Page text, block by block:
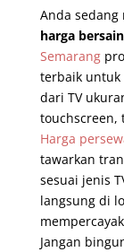
Anda sedang
harga
Semarang
terbaik untuk
dari TV
touchscreen,
Harga
tawarkan
sesuai jenis
langsung di
Jangan